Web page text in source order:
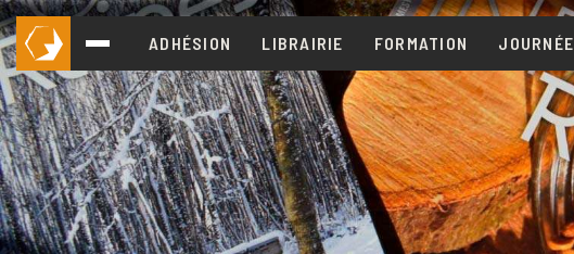
ADHÉSION LIBRAIRIE FORMATION